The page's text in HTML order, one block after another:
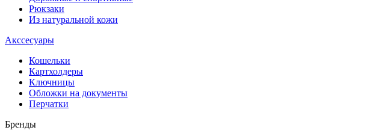
Рюкзаки
Из натуральной кожи
Акссесуары
Кошельки
Картхолдеры
Ключницы
Обложки на документы
Перчатки
Бренды